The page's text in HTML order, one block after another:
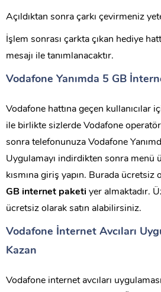
Açıldıktan sonra çarkı çevirmeniz
İşlem sonrası çarkta çıkan hediye
mesajı ile tanımlanacaktır.
Vodafone Yanımda 5 GB
Vodafone hattına geçen kullanıcılar
ile birlikte sizlerde Vodafone
sonra telefonunuza Vodafone
Uygulamayı indirdikten sonra menü
kısmına giriş yapın. Burada
GB internet paketi yer almaktadır.
ücretsiz olarak satın alabilirsiniz.
Vodafone İnternet Avcıları
Kazan
Vodafone internet avcıları